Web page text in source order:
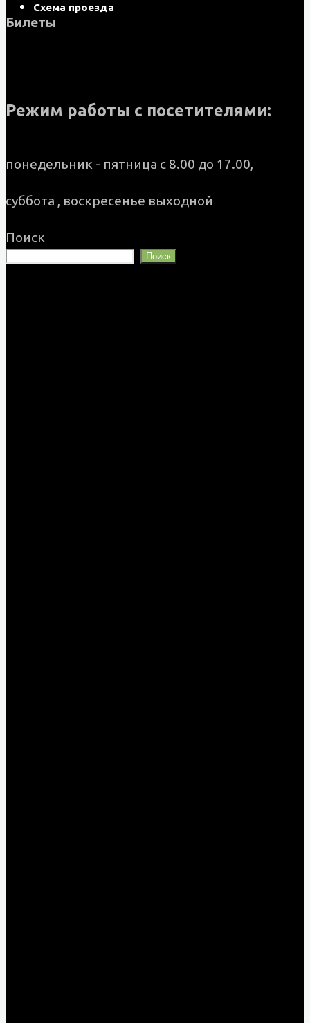
Схема проезда
Билеты
Режим работы с посетителями:
понедельник - пятница с 8.00 до 17.00,
суббота , воскресенье выходной
Поиск
Поиск